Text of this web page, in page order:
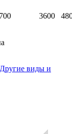
3600
Другие виды и